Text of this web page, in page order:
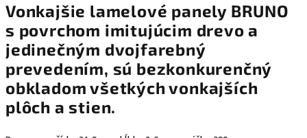
Vonkajšie lamelové panely BRUNO
s povrchom imitujúcim drevo a
jedinečným dvojfarebný
prevedením, sú bezkonkurenčný
obkladom všetkých vonkajších
plôch a stien.